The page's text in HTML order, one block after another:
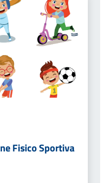
Fisico Sportiva